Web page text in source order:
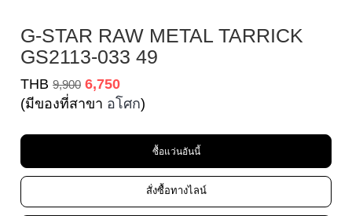
G-STAR RAW METAL TARRICK
GS2113-033 49
THB 9,900 6,750
(มีของที่สาขา อโศก)
ซื้อแว่นอันนี้
สั่งซื้อทางไลน์